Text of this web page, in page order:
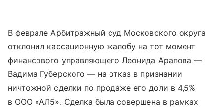
В феврале Арбитражный суд Московского округа
отклонил кассационную жалобу на тот момент
финансового управляющего Леонида Арапова —
Вадима Губерского — на отказ в признании
ничтожной сделки по продаже его доли в 4,5%
в ООО «АЛ5». Сделка была совершена в рамках